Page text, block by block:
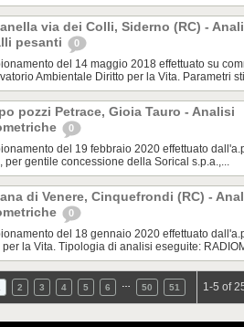
via dei Colli, Siderno (RC) -
pesanti
0
del 14 maggio 2018 effettuato su
Ambientale Diritto per la Vita. Parametri
pozzi Petrace, Gioia Tauro - Analisi
0
del 19 febbraio 2020 effettuato
per gentile concessione della Sorical s.p.a.,...
di Venere, Cinquefrondi (RC) -
0
del 18 gennaio 2020 effettuato
per la Vita. Tipologia di analisi eseguite:
2 3 4 5 6 50 51 1-5 of